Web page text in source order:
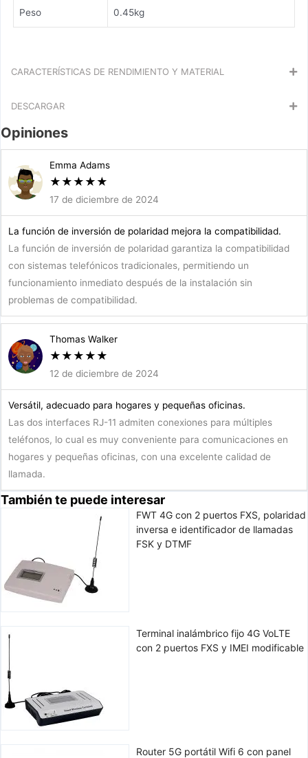
Peso 0.45kg
CARACTERÍSTICAS DE RENDIMIENTO Y MATERIAL
DESCARGAR
Opiniones
Emma Adams
★ ★ ★ ★ ★
17 de diciembre de 2024
La función de inversión de polaridad mejora la compatibilidad.
La función de inversión de polaridad garantiza la compatibilidad
con sistemas telefónicos tradicionales, permitiendo un
funcionamiento inmediato después de la instalación sin
problemas de compatibilidad.
Thomas Walker
★ ★ ★ ★ ★
12 de diciembre de 2024
Versátil, adecuado para hogares y pequeñas oficinas.
Las dos interfaces RJ-11 admiten conexiones para múltiples
teléfonos, lo cual es muy conveniente para comunicaciones en
hogares y pequeñas oficinas, con una excelente calidad de
llamada.
También te puede interesar
FWT 4G con 2 puertos FXS, polaridad
inversa e identificador de llamadas
FSK y DTMF
Terminal inalámbrico fijo 4G VoLTE
con 2 puertos FXS y IMEI modificable
Router 5G portátil Wifi 6 con panel